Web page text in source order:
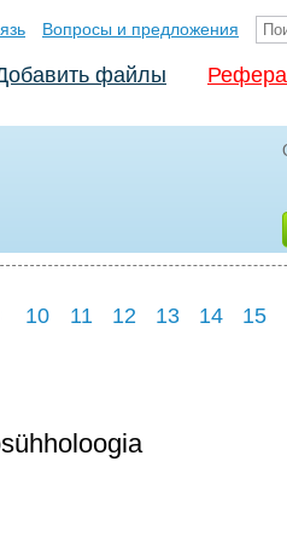
Вопросы и предложения
файлы
10 11 12 13 14
15